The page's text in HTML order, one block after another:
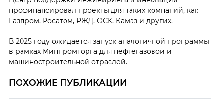
профинансировал проекты для таких компаний, как
Газпром, Росатом, РЖД, ОСК, Камаз и других.
В 2025 году ожидается запуск аналогичной программы
в рамках Минпромторга для нефтегазовой и
машиностроительной отраслей.
ПОХОЖИЕ ПУБЛИКАЦИИ